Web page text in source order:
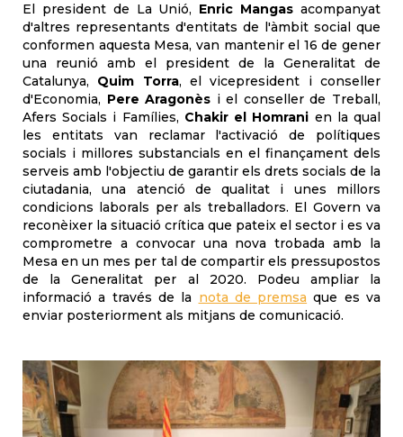
El president de La Unió, Enric Mangasacompanyat
d'altres representants d'entitats de l'àmbit social que
conformen aquesta Mesa, van mantenir el 16 de gener
una reunió amb el president de la Generalitat de
Catalunya, Quim Torra, el vicepresident i conseller
d'Economia, Pere Aragonès i el conseller de Treball,
Afers Socials i Famílies, Chakir el Homrani en la qual
les entitats van reclamar l'activació de polítiques
socials i millores substancials en el finançament dels
serveis amb l'objectiu de garantir els drets socials de la
ciutadania, una atenció de qualitat i unes millors
condicions laborals per als treballadors. El Govern va
reconèixer la situació crítica que pateix el sector i es va
comprometre a convocar una nova trobada amb la
Mesa en un mes per tal de compartir els pressupostos
de la Generalitat per al 2020. Podeu ampliar la
informació a través de la nota de premsa que es va
enviar posteriorment als mitjans de comunicació.